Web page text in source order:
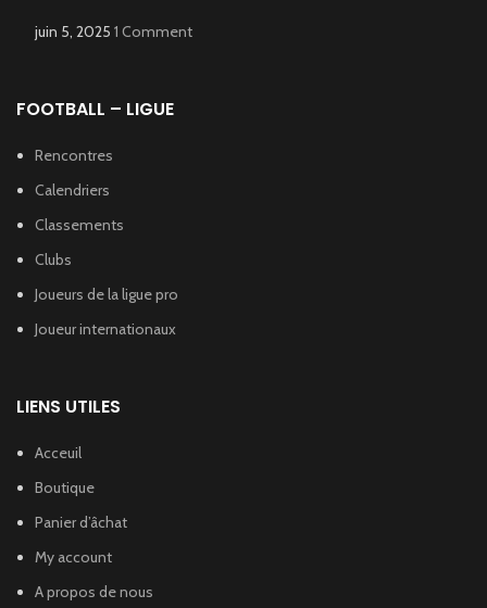
juin 5, 2025 1 Comment
FOOTBALL – LIGUE
Rencontres
Calendriers
Classements
Clubs
Joueurs de la ligue pro
Joueur internationaux
LIENS UTILES
Acceuil
Boutique
Panier d’âchat
My account
A propos de nous